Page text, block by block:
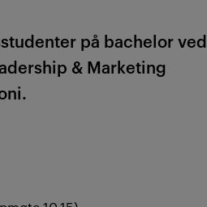
på bachelor ved
& Marketing